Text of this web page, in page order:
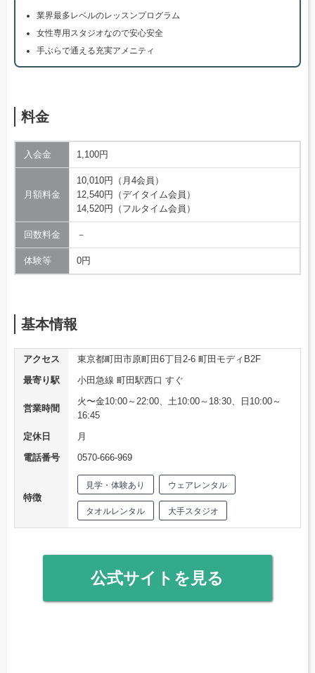
業界最多レベルのレッスンプログラム
女性専用スタジオなので安心安全
手ぶらで通える充実アメニティ
料金
入会金 1,100円
月額料金
10,010円（月4会員）
12,540円（デイタイム会員）
14,520円（フルタイム会員）
回数料金 －
体験等 0円
基本情報
アクセス
東京都町田市原町田6丁目2-6 町田モディB2F
最寄り駅
小田急線 町田駅西口 すぐ
営業時間
火〜金10:00～22:00、土10:00～18:30、日10:00～
16:45
定休日
月
電話番号
0570-666-969
特徴
見学・体験あり ウェアレンタル
タオルレンタル 大手スタジオ
公式サイトを見る